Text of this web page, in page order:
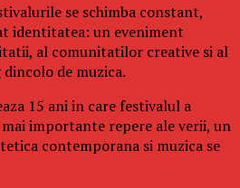
se schimba constant,
identitatea: un eveniment
al comunitatilor creative si al
de muzica.
15 ani in care festivalul a
importante repere ale verii, un
contemporana si muzica se